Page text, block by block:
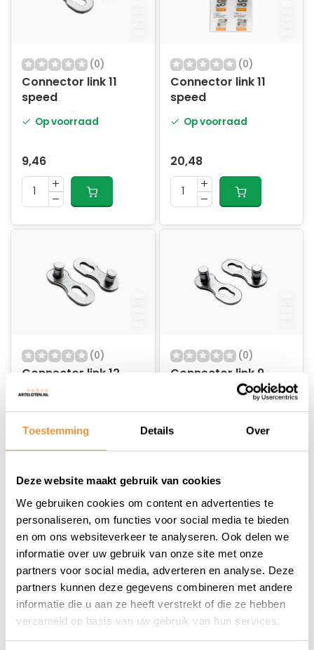
Toestemming Details Over
Deze website maakt gebruik van cookies
We gebruiken cookies om content en advertenties te
personaliseren, om functies voor social media te bieden
en om ons websiteverkeer te analyseren. Ook delen we
informatie over uw gebruik van onze site met onze
partners voor social media, adverteren en analyse. Deze
partners kunnen deze gegevens combineren met andere
informatie die u aan ze heeft verstrekt of die ze hebben
verzameld op basis van uw gebruik van hun services.
(0)
Connector link 11
speed
Op voorraad
9,46
(0)
Connector link 11
speed
Op voorraad
20,48
(0)
Connector link 12
speed
Op voorraad
9,88
(0)
Connector link 9
Op voorraad
6,45